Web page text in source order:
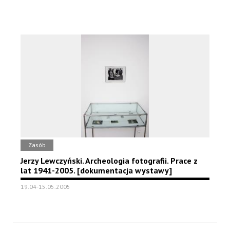
Zasób
Jerzy Lewczyński. Archeologia fotografii. Prace z
lat 1941-2005. [dokumentacja wystawy]
19.04-15.05.2005